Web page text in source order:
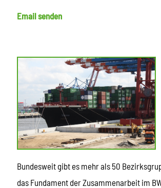
Email senden
Bundesweit gibt es mehr als 50
das Fundament der Zusammenarbeit im